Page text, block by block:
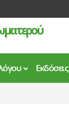
Εκδόσεις